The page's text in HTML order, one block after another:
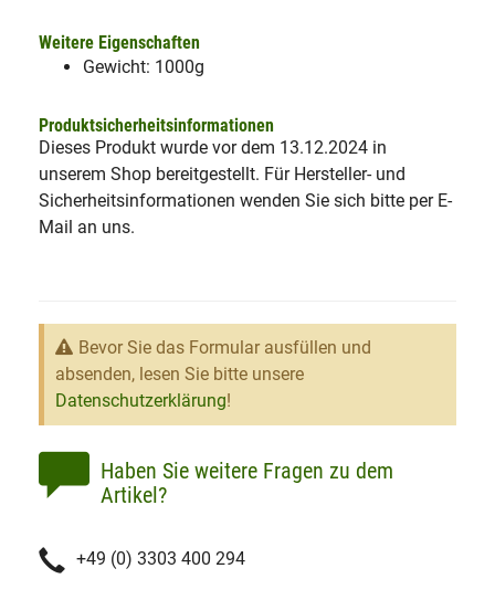
Weitere Eigenschaften
Gewicht: 1000g
Produktsicherheitsinformationen
Dieses Produkt wurde vor dem 13.12.2024 in
unserem Shop bereitgestellt. Für Hersteller- und
Sicherheitsinformationen wenden Sie sich bitte per E-
Mail an uns.
Bevor Sie das Formular ausfüllen und
absenden, lesen Sie bitte unsere
Datenschutzerklärung!
Haben Sie weitere Fragen zu dem
Artikel?
+49 (0) 3303 400 294